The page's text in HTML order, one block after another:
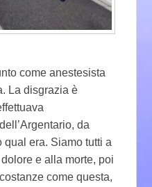
come anestesista
La disgrazia è
da
era. Siamo tutti a
e alla morte, poi
come questa,